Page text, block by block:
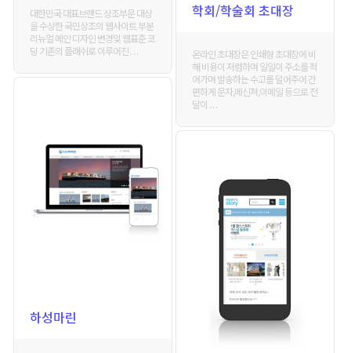
학회/학술회 초대장
온라인 초대장은 인쇄형 초대장에 비
해 비용이 저렴하며 일일이 주소를 적
어가며 발송하는 수고를 덜어주어 간
편하게 문자,메신져,이메일 등으로 전
달이 . . .
대한민국 대표브랜드 상조부문 대상
을 수상한 국민상조의 웹사이트 부분
리뉴얼 메인 디자인 변경및 웹표준 코
딩 기존의 플래쉬로 이루어진 . . .
하성마린